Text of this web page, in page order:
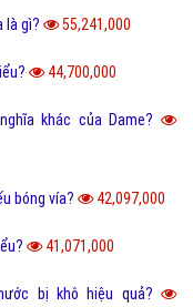
là gì? 55,241,000
44,700,000
khác của Dame?
bóng vía? 42,097,000
41,071,000
bị khô hiệu quả?